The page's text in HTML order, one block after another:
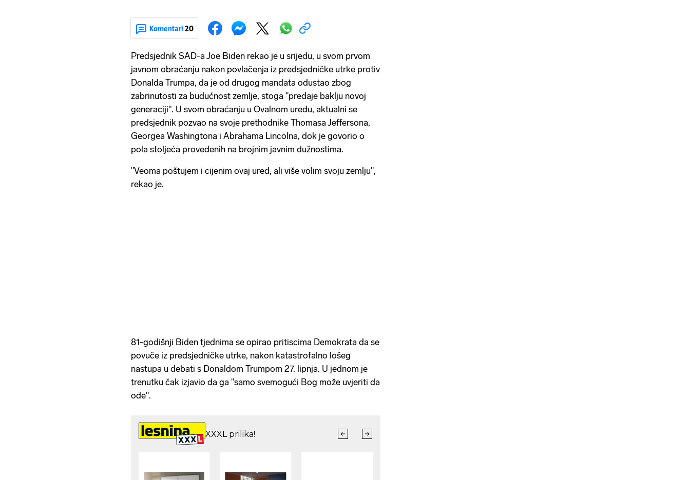
Komentari 20
Predsjednik SAD-a Joe Biden rekao je u srijedu, u svom prvom
javnom obraćanju nakon povlačenja iz predsjedničke utrke protiv
Donalda Trumpa, da je od drugog mandata odustao zbog
zabrinutosti za budućnost zemlje, stoga "predaje baklju novoj
generaciji". U svom obraćanju u Ovalnom uredu, aktualni se
predsjednik pozvao na svoje prethodnike Thomasa Jeffersona,
Georgea Washingtona i Abrahama Lincolna, dok je govorio o
pola stoljeća provedenih na brojnim javnim dužnostima.
"Veoma poštujem i cijenim ovaj ured, ali više volim svoju zemlju",
rekao je.
81-godišnji Biden tjednima se opirao pritiscima Demokrata da se
povuče iz predsjedničke utrke, nakon katastrofalno lošeg
nastupa u debati s Donaldom Trumpom 27. lipnja. U jednom je
trenutku čak izjavio da ga "samo svemogući Bog može uvjeriti da
ode".